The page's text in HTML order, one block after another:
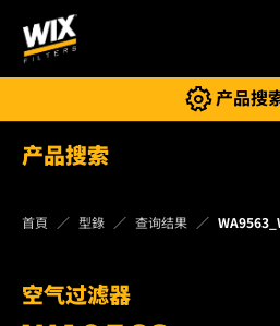
产品搜
产品搜索
首頁 型錄 查询结果
空气过滤器